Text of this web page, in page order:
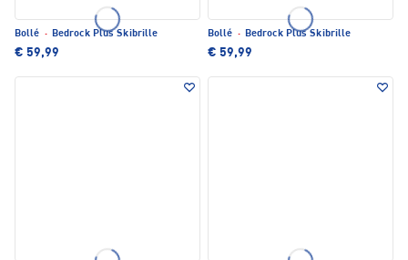
Bollé · Bedrock Plus Skibrille
€ 59,99
Bollé · Bedrock Plus Skibrille
€ 59,99